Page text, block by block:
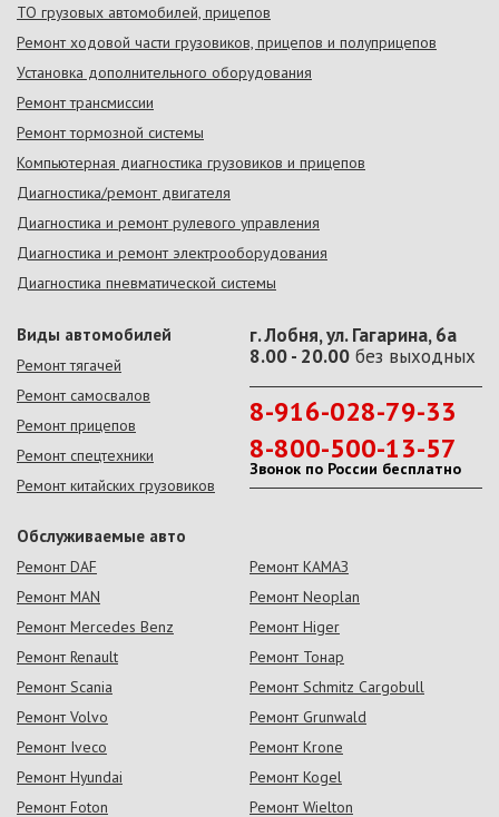
ТО грузовых автомобилей, прицепов
Ремонт ходовой части грузовиков, прицепов и полуприцепов
Установка дополнительного оборудования
Ремонт трансмиссии
Ремонт тормозной системы
Компьютерная диагностика грузовиков и прицепов
Диагностика/ремонт двигателя
Диагностика и ремонт рулевого управления
Диагностика и ремонт электрооборудования
Диагностика пневматической системы
Виды автомобилей
Ремонт тягачей
Ремонт самосвалов
Ремонт прицепов
Ремонт спецтехники
Ремонт китайских грузовиков
г. Лобня, ул. Гагарина, 6а
8.00 - 20.00 без выходных
8-916-028-79-33
8-800-500-13-57
Звонок по России бесплатно
Обслуживаемые авто
Ремонт DAF
Ремонт MAN
Ремонт Mercedes Benz
Ремонт Renault
Ремонт Scania
Ремонт Volvo
Ремонт Iveco
Ремонт Hyundai
Ремонт Foton
Ремонт КАМАЗ
Ремонт Neoplan
Ремонт Higer
Ремонт Тонар
Ремонт Schmitz Cargobull
Ремонт Grunwald
Ремонт Krone
Ремонт Kogel
Ремонт Wielton